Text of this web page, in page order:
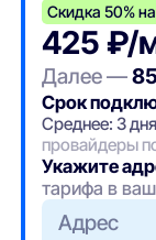
Скидка 50%
425 ₽/
Далее —
Срок
Среднее: 3
провайдеры
Укажите
тарифа в
Адрес